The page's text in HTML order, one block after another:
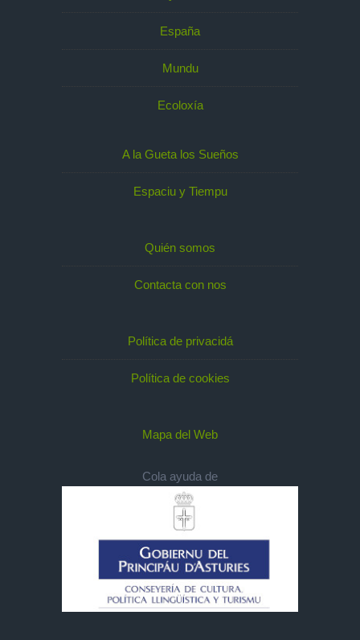
España
Mundu
Ecoloxía
A la Gueta los Sueños
Espaciu y Tiempu
Quién somos
Contacta con nos
Política de privacidá
Política de cookies
Mapa del Web
Cola ayuda de